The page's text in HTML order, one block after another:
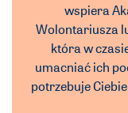
wspiera
Wolontariusza
która w
umacniać ich
potrzebuje